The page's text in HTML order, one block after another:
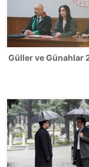
Güller ve Günahlar